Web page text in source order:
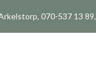
070-537 13 89,